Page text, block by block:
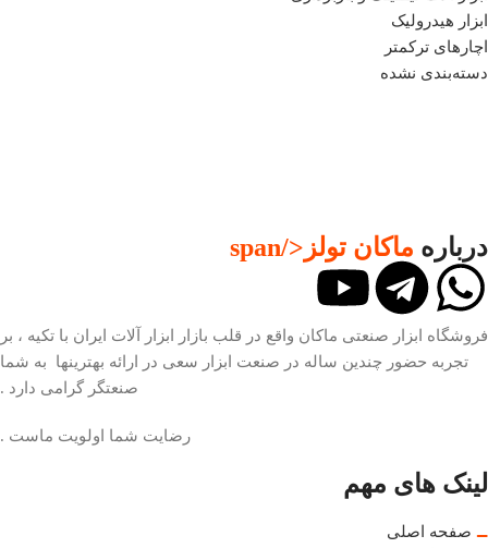
ابزار هیدرولیک
اچارهای ترکمتر
دسته‌بندی نشده
درباره ماکان تولز </span
فروشگاه ابزار صنعتی ماکان واقع در قلب بازار ابزار آلات ایران با تکیه ، بر
تجربه حضور چندین ساله در صنعت ابزار سعی در ارائه بهترینها به شما
صنعتگر گرامی دارد .
رضایت شما اولویت ماست .
لینک های مهم
صفحه اصلی